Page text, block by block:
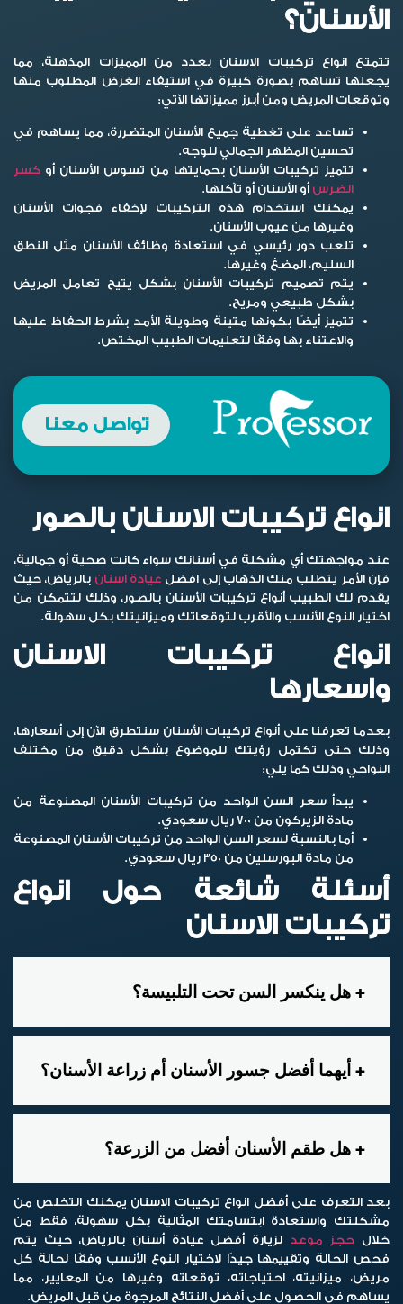
الأسنان؟
تتمتع انواع تركيبات الاسنان بعدد من المميزات المذهلة، مما
يجعلها تساهم بصورة كبيرة في استيفاء الغرض المطلوب منها
وتوقعات المريض ومن أبرز مميزاتها الآتي:
تساعد على تغطية جميع الأسنان المتضررة، مما يساهم في
تحسين المظهر الجمالي للوجه.
تتميز تركيبات الأسنان بحمايتها من تسوس الأسنان أو كسر
الضرس أو الأسنان أو تآكلها.
يمكنك استخدام هذه التركيبات لإخفاء فجوات الأسنان
وغيرها من عيوب الأسنان.
تلعب دور رئيسي في استعادة وظائف الأسنان مثل النطق
السليم، المضغ وغيرها.
يتم تصميم تركيبات الأسنان بشكل يتيح تعامل المريض
بشكل طبيعي ومريح.
تتميز أيضًا بكونها متينة وطويلة الأمد بشرط الحفاظ عليها
والاعتناء بها وفقًا لتعليمات الطبيب المختص.
تواصل معنا
انواع تركيبات الاسنان بالصور
عند مواجهتك أي مشكلة في أسنانك سواء كانت صحية أو جمالية،
فإن الأمر يتطلب منك الذهاب إلى افضل عيادة اسنان بالرياض، حيث
يقدم لك الطبيب أنواع تركيبات الأسنان بالصور، وذلك لتتمكن من
اختيار النوع الأنسب والأقرب لتوقعاتك وميزانيتك بكل سهولة.
انواع تركيبات الاسنان
واسعارها
بعدما تعرفنا على أنواع تركيبات الأسنان سنتطرق الآن إلى أسعارها،
وذلك حتى تكتمل رؤيتك للموضوع بشكل دقيق من مختلف
النواحي وذلك كما يلي:
يبدأ سعر السن الواحد من تركيبات الأسنان المصنوعة من
مادة الزيركون من 700 ريال سعودي.
أما بالنسبة لسعر السن الواحد من تركيبات الأسنان المصنوعة
من مادة البورسلين من 350 ريال سعودي.
أسئلة شائعة حول انواع
تركيبات الاسنان
هل ينكسر السن تحت التلبيسة؟
أيهما أفضل جسور الأسنان أم زراعة الأسنان؟
هل طقم الأسنان أفضل من الزرعة؟
بعد التعرف على أفضل انواع تركيبات الاسنان يمكنك التخلص من
مشكلتك واستعادة ابتسامتك المثالية بكل سهولة، فقط من
خلال حجز موعد لزيارة أفضل عيادة أسنان بالرياض، حيث يتم
فحص الحالة وتقييمها جيدًا لاختيار النوع الأنسب وفقًا لحالة كل
مريض، ميزانيته، احتياجاته، توقعاته وغيرها من المعايير، مما
يساهم في الحصول على أفضل النتائج المرجوة من قبل المريض.